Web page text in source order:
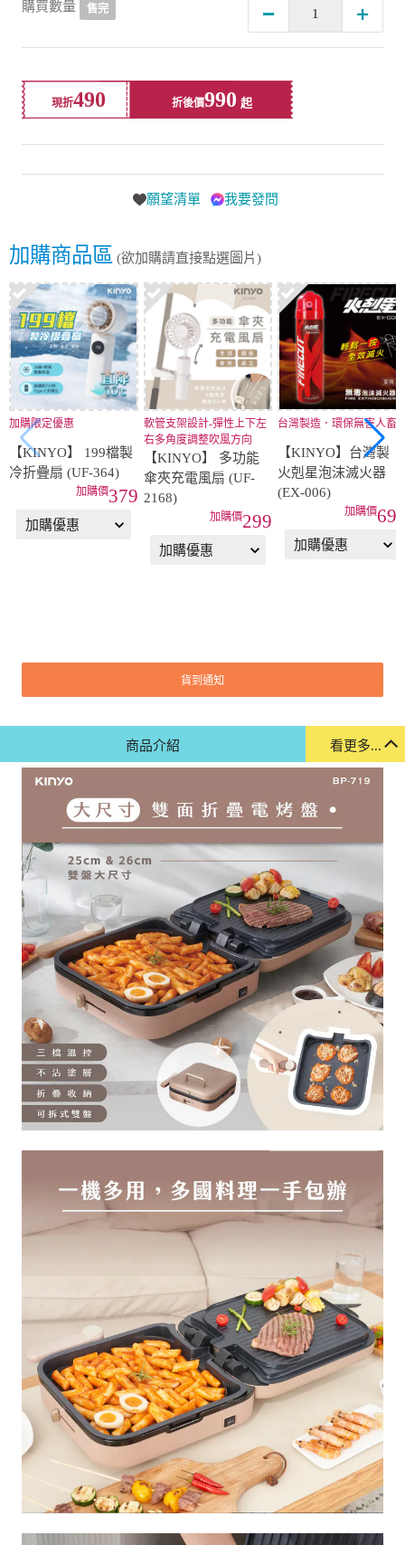
現折490 990
加購商品區
加購限定優惠
【KINYO】 199檔製
冷折疊扇 (UF-364)
379
軟管支架設計-彈性上下左
右多角度調整吹風方向
【KINYO】 多功能
傘夾充電風扇 (UF-
2168)
台灣製造．環保無害人畜
【KINYO】台灣製
火剋星泡沫滅火器
(EX-006)
貨到通知
看更多...
商品介紹